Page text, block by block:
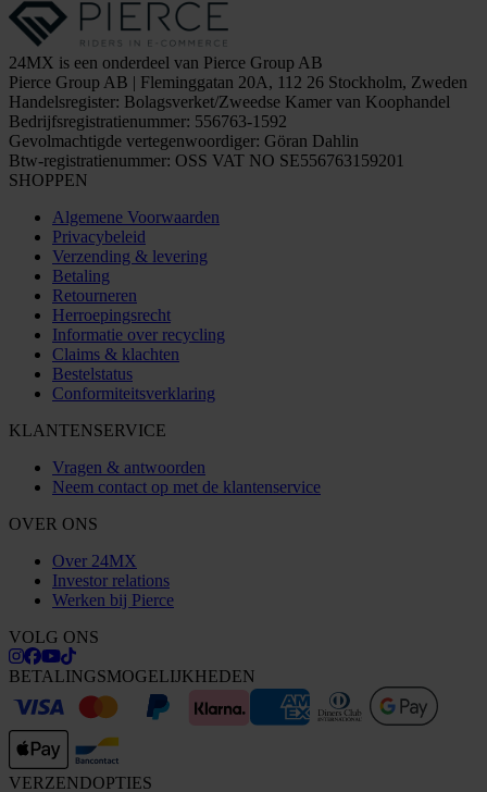
24MX is een onderdeel van Pierce Group AB
Pierce Group AB | Fleminggatan 20A, 112 26 Stockholm, Zweden
Handelsregister: Bolagsverket/Zweedse Kamer van Koophandel
Bedrijfsregistratienummer: 556763-1592
Gevolmachtigde vertegenwoordiger: Göran Dahlin
Btw-registratienummer: OSS VAT NO SE556763159201
SHOPPEN
Algemene Voorwaarden
Privacybeleid
Verzending & levering
Betaling
Retourneren
Herroepingsrecht
Informatie over recycling
Claims & klachten
Bestelstatus
Conformiteitsverklaring
KLANTENSERVICE
Vragen & antwoorden
Neem contact op met de klantenservice
OVER ONS
Over 24MX
Investor relations
Werken bij Pierce
VOLG ONS
BETALINGSMOGELIJKHEDEN
VERZENDOPTIES